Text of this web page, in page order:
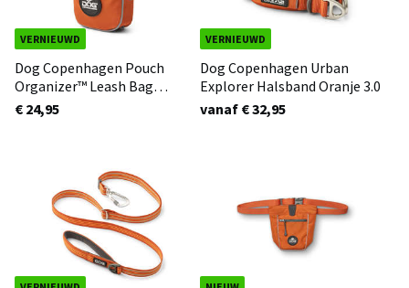
VERNIEUWD
Dog Copenhagen Pouch
Organizer™ Leash Bag
Oranje 3.0
€ 24,95
VERNIEUWD
Dog Copenhagen Urban
Explorer Halsband Oranje 3.0
vanaf € 32,95